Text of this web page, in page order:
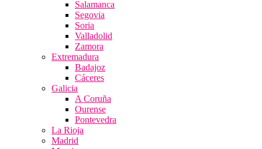
Salamanca
Segovia
Soria
Valladolid
Zamora
Extremadura
Badajoz
Cáceres
Galicia
A Coruña
Ourense
Pontevedra
La Rioja
Madrid